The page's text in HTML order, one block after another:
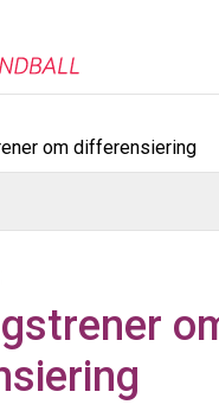
om differensiering